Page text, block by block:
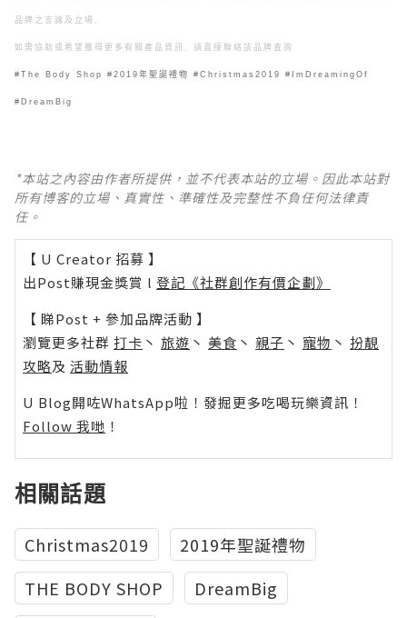
品牌之言論及立場,
如需協助或希望獲得更多有關產品資訊, 請直接聯絡該品牌查詢
#The Body Shop #2019年聖誕禮物 #Christmas2019 #ImDreamingOf
#DreamBig
*本站之內容由作者所提供，並不代表本站的立場。因此本站對
所有博客的立場、真實性、準確性及完整性不負任何法律責
任。
【 U Creator 招募 】
出Post賺現金獎賞 l 登記《社群創作有價企劃》
【 睇Post + 參加品牌活動 】
瀏覽更多社群 打卡 丶 旅遊 丶 美食 丶 親子 丶 寵物 丶 扮靚
攻略及 活動情報
U Blog開咗WhatsApp啦！發掘更多吃喝玩樂資訊！
Follow 我哋 ！
相關話題
Christmas2019
2019年聖誕禮物
THE BODY SHOP
DreamBig